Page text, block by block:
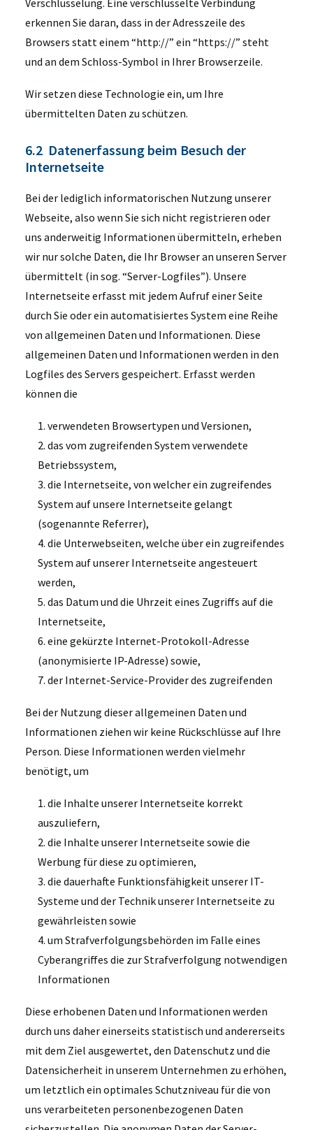
Verschlüsselung. Eine verschlüsselte Verbindung
erkennen Sie daran, dass in der Adresszeile des
Browsers statt einem “http://” ein “https://” steht
und an dem Schloss-Symbol in Ihrer Browserzeile.
Wir setzen diese Technologie ein, um Ihre
übermittelten Daten zu schützen.
6.2 Datenerfassung beim Besuch der
Internetseite
Bei der lediglich informatorischen Nutzung unserer
Webseite, also wenn Sie sich nicht registrieren oder
uns anderweitig Informationen übermitteln, erheben
wir nur solche Daten, die Ihr Browser an unseren Server
übermittelt (in sog. “Server-Logfiles”). Unsere
Internetseite erfasst mit jedem Aufruf einer Seite
durch Sie oder ein automatisiertes System eine Reihe
von allgemeinen Daten und Informationen. Diese
allgemeinen Daten und Informationen werden in den
Logfiles des Servers gespeichert. Erfasst werden
können die
1. verwendeten Browsertypen und Versionen,
2. das vom zugreifenden System verwendete
Betriebssystem,
3. die Internetseite, von welcher ein zugreifendes
System auf unsere Internetseite gelangt
(sogenannte Referrer),
4. die Unterwebseiten, welche über ein zugreifendes
System auf unserer Internetseite angesteuert
werden,
5. das Datum und die Uhrzeit eines Zugriffs auf die
Internetseite,
6. eine gekürzte Internet-Protokoll-Adresse
(anonymisierte IP-Adresse) sowie,
7. der Internet-Service-Provider des zugreifenden
Bei der Nutzung dieser allgemeinen Daten und
Informationen ziehen wir keine Rückschlüsse auf Ihre
Person. Diese Informationen werden vielmehr
benötigt, um
1. die Inhalte unserer Internetseite korrekt
auszuliefern,
2. die Inhalte unserer Internetseite sowie die
Werbung für diese zu optimieren,
3. die dauerhafte Funktionsfähigkeit unserer IT-
Systeme und der Technik unserer Internetseite zu
gewährleisten sowie
4. um Strafverfolgungsbehörden im Falle eines
Cyberangriffes die zur Strafverfolgung notwendigen
Informationen
Diese erhobenen Daten und Informationen werden
durch uns daher einerseits statistisch und andererseits
mit dem Ziel ausgewertet, den Datenschutz und die
Datensicherheit in unserem Unternehmen zu erhöhen,
um letztlich ein optimales Schutzniveau für die von
uns verarbeiteten personenbezogenen Daten